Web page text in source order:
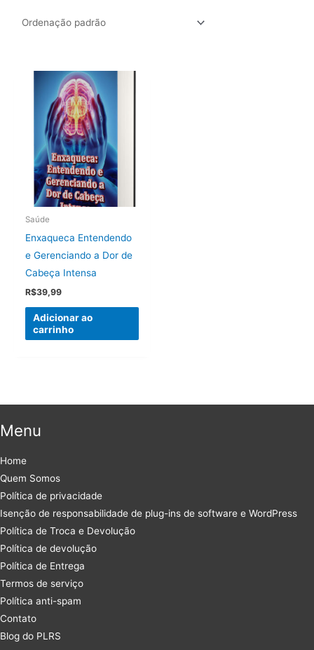
Saúde
Enxaqueca Entendendo
e Gerenciando a Dor de
Cabeça Intensa
R$39,99
Adicionar ao
carrinho
Menu
Home
Quem Somos
Política de privacidade
Isenção de responsabilidade de plug-ins de software e WordPress
Política de Troca e Devolução
Política de devolução
Política de Entrega
Termos de serviço
Política anti-spam
Contato
Blog do PLRS